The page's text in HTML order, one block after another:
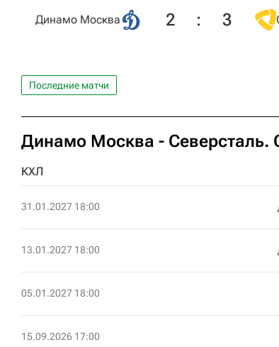
Динамо Москва 2 : 3
Последние матчи
Динамо Москва - Северсталь.
КХЛ
31.01.2027 18:00
13.01.2027 18:00
05.01.2027 18:00
15.09.2026 17:00